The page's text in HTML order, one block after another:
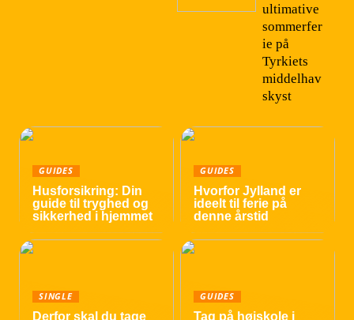
ultimative
sommerfer
ie på
Tyrkiets
middelhav
skyst
GUIDES
Husforsikring: Din
guide til tryghed og
sikkerhed i hjemmet
GUIDES
Hvorfor Jylland er
ideelt til ferie på
denne årstid
SINGLE
Derfor skal du tage
GUIDES
Tag på højskole i